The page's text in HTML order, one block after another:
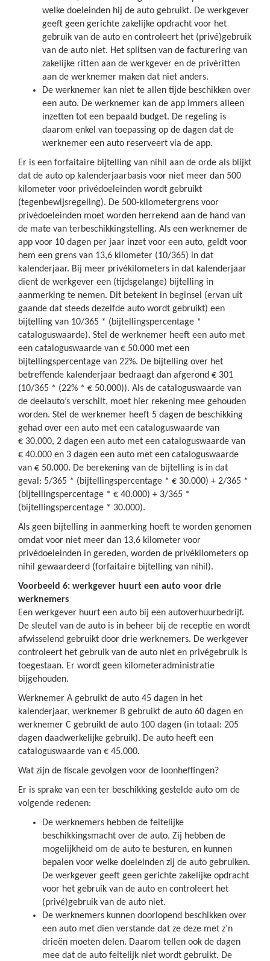
welke doeleinden hij de auto gebruikt. De werkgever
geeft geen gerichte zakelijke opdracht voor het
gebruik van de auto en controleert het (privé)gebruik
van de auto niet. Het splitsen van de facturering van
zakelijke ritten aan de werkgever en de privéritten
aan de werknemer maken dat niet anders.
De werknemer kan niet te allen tijde beschikken over
een auto. De werknemer kan de app immers alleen
inzetten tot een bepaald budget. De regeling is
daarom enkel van toepassing op de dagen dat de
werknemer een auto reserveert via de app.
Er is een forfaitaire bijtelling van nihil aan de orde als blijkt
dat de auto op kalenderjaarbasis voor niet meer dan 500
kilometer voor privédoeleinden wordt gebruikt
(tegenbewijsregeling). De 500-kilometergrens voor
privédoeleinden moet worden herrekend aan de hand van
de mate van terbeschikkingstelling. Als een werknemer de
app voor 10 dagen per jaar inzet voor een auto, geldt voor
hem een grens van 13,6 kilometer (10/365) in dat
kalenderjaar. Bij meer privékilometers in dat kalenderjaar
dient de werkgever een (tijdsgelange) bijtelling in
aanmerking te nemen. Dit betekent in beginsel (ervan uit
gaande dat steeds dezelfde auto wordt gebruikt) een
bijtelling van 10/365 * (bijtellingspercentage *
cataloguswaarde). Stel de werknemer heeft een auto met
een cataloguswaarde van € 50.000 met een
bijtellingspercentage van 22%. De bijtelling over het
betreffende kalenderjaar bedraagt dan afgerond € 301
(10/365 * (22% * € 50.000)). Als de cataloguswaarde van
de deelauto’s verschilt, moet hier rekening mee gehouden
worden. Stel de werknemer heeft 5 dagen de beschikking
gehad over een auto met een cataloguswaarde van
€ 30.000, 2 dagen een auto met een cataloguswaarde van
€ 40.000 en 3 dagen een auto met een cataloguswaarde
van € 50.000. De berekening van de bijtelling is in dat
geval: 5/365 * (bijtellingspercentage * € 30.000) + 2/365 *
(bijtellingspercentage * € 40.000) + 3/365 *
(bijtellingspercentage * 30.000).
Als geen bijtelling in aanmerking hoeft te worden genomen
omdat voor niet meer dan 13,6 kilometer voor
privédoeleinden in gereden, worden de privékilometers op
nihil gewaardeerd (forfaitaire bijtelling van nihil).
Voorbeeld 6: werkgever huurt een auto voor drie
werknemers
Een werkgever huurt een auto bij een autoverhuurbedrijf.
De sleutel van de auto is in beheer bij de receptie en wordt
afwisselend gebruikt door drie werknemers. De werkgever
controleert het gebruik van de auto niet en privégebruik is
toegestaan. Er wordt geen kilometeradministratie
bijgehouden.
Werknemer A gebruikt de auto 45 dagen in het
kalenderjaar, werknemer B gebruikt de auto 60 dagen en
werknemer C gebruikt de auto 100 dagen (in totaal: 205
dagen daadwerkelijke gebruik). De auto heeft een
cataloguswaarde van € 45.000.
Wat zijn de fiscale gevolgen voor de loonheffingen?
Er is sprake van een ter beschikking gestelde auto om de
volgende redenen:
De werknemers hebben de feitelijke
beschikkingsmacht over de auto. Zij hebben de
mogelijkheid om de auto te besturen, en kunnen
bepalen voor welke doeleinden zij de auto gebruiken.
De werkgever geeft geen gerichte zakelijke opdracht
voor het gebruik van de auto en controleert het
(privé)gebruik van de auto niet.
De werknemers kunnen doorlopend beschikken over
een auto met dien verstande dat ze deze met z’n
drieën moeten delen. Daarom tellen ook de dagen
mee dat de auto feitelijk niet wordt gebruikt. De